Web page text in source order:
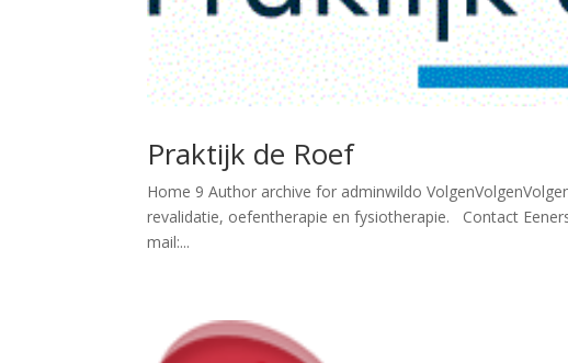
Praktijk de Roef
Home 9 Author archive for adminwildo
revalidatie, oefentherapie en fysiotherapie. Contact
mail:...